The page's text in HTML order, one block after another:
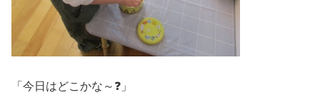
「今日はどこかな～❓」